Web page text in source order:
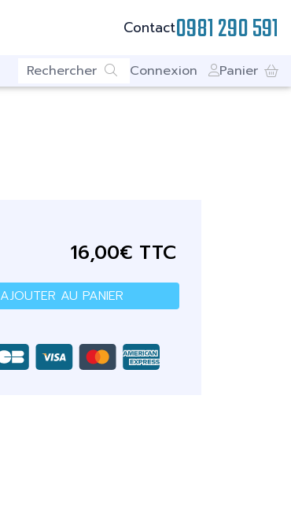
Contact0981 290 591
Connexion Panier
16,00€ TTC
AJOUTER AU PANIER